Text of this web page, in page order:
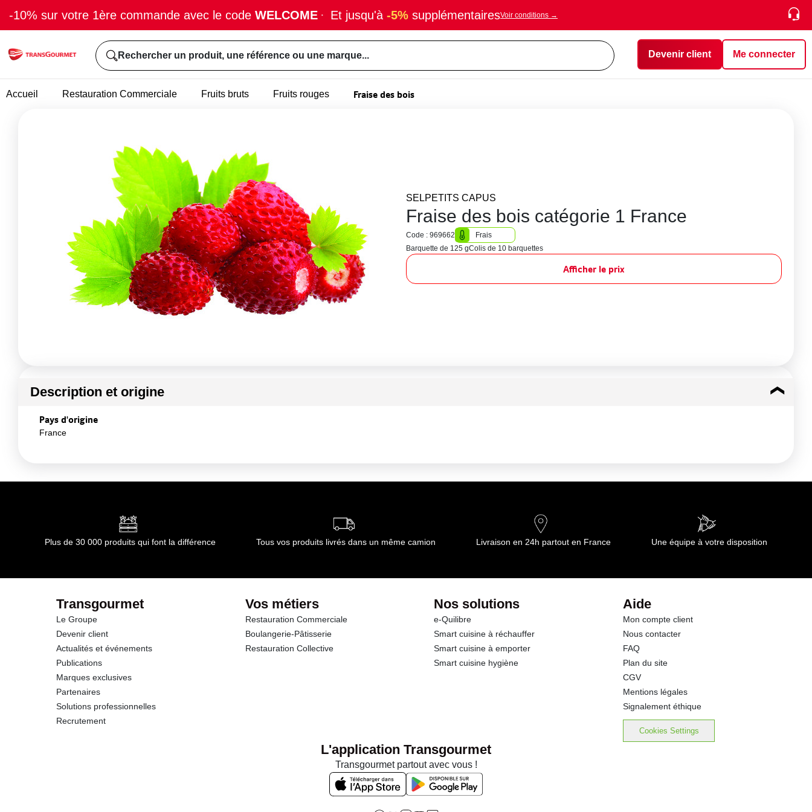
-10% sur votre 1ère commande avec le code WELCOME · Et jusqu'à -5% supplémentairesVoir conditions →
Rechercher un produit, une référence ou une marque... Devenir client Me connecter
Accueil Restauration Commerciale Fruits bruts Fruits rouges Fraise des bois
SELPETITS CAPUS
Fraise des bois catégorie 1 France
Code : 969662
Frais
Barquette de 125 gColis de 10 barquettes
Afficher le prix
Description et origine
Pays d'origine
France
Plus de 30 000 produits qui font la différence Tous vos produits livrés dans un même camion Livraison en 24h partout en France Une équipe à votre disposition
Transgourmet
Le Groupe
Devenir client
Actualités et événements
Publications
Marques exclusives
Partenaires
Solutions professionnelles
Recrutement
Vos métiers
Restauration Commerciale
Boulangerie-Pâtisserie
Restauration Collective
Nos solutions
e-Quilibre
Smart cuisine à réchauffer
Smart cuisine à emporter
Smart cuisine hygiène
Aide
Mon compte client
Nous contacter
FAQ
Plan du site
CGV
Mentions légales
Signalement éthique
Cookies Settings
L'application Transgourmet
Transgourmet partout avec vous !